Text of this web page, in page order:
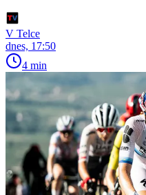
V Telce
dnes, 17:50
4 min